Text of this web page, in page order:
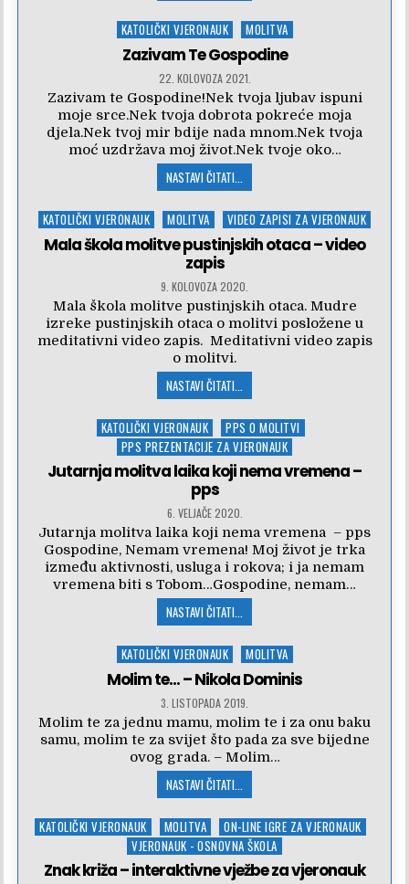
Posted
in
KATOLIČKI VJERONAUK MOLITVA
Zazivam Te Gospodine
22. KOLOVOZA 2021.
Zazivam te Gospodine!Nek tvoja ljubav ispuni
moje srce.Nek tvoja dobrota pokreće moja
djela.Nek tvoj mir bdije nada mnom.Nek tvoja
moć uzdržava moj život.Nek tvoje oko…
NASTAVI ČITATI...
Posted
in
KATOLIČKI VJERONAUK MOLITVA VIDEO ZAPISI ZA VJERONAUK
Mala škola molitve pustinjskih otaca – video
zapis
9. KOLOVOZA 2020.
Mala škola molitve pustinjskih otaca. Mudre
izreke pustinjskih otaca o molitvi posložene u
meditativni video zapis. Meditativni video zapis
o molitvi.
NASTAVI ČITATI...
Posted
KATOLIČKI VJERONAUK
PPS O MOLITVI
PPS PREZENTACIJE ZA VJERONAUK
Jutarnja molitva laika koji nema vremena –
pps
6. VELJAČE 2020.
Jutarnja molitva laika koji nema vremena – pps
Gospodine, Nemam vremena! Moj život je trka
između aktivnosti, usluga i rokova; i ja nemam
vremena biti s Tobom…Gospodine, nemam…
NASTAVI ČITATI...
Posted
in
KATOLIČKI VJERONAUK MOLITVA
Molim te… – Nikola Dominis
3. LISTOPADA 2019.
Molim te za jednu mamu, molim te i za onu baku
samu, molim te za svijet što pada za sve bijedne
ovog grada. – Molim…
NASTAVI ČITATI...
Posted
KATOLIČKI VJERONAUK MOLITVA
ON-LINE IGRE ZA VJERONAUK
VJERONAUK - OSNOVNA ŠKOLA
Znak križa – interaktivne vježbe za vjeronauk